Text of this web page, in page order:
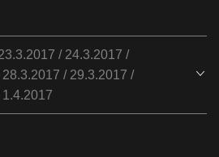
/ 24.3.2017 /
/ 29.3.2017 /